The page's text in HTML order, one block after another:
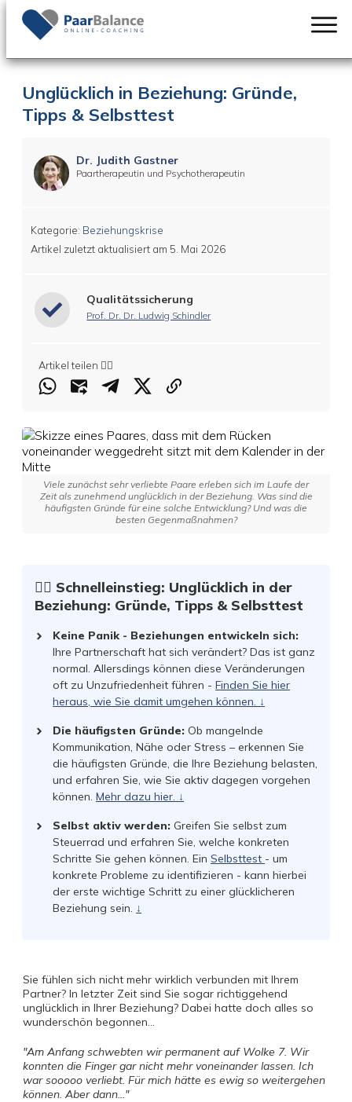
Unglücklich in Beziehung: Gründe,
Tipps & Selbsttest
Dr. Judith Gastner
Paartherapeutin und Psychotherapeutin
Kategorie: Beziehungskrise
Artikel zuletzt aktualisiert am 5. Mai 2026
Qualitätssicherung
Prof. Dr. Dr. Ludwig Schindler
Artikel teilen 👇🏻
Viele zunächst sehr verliebte Paare erleben sich im Laufe der
Zeit als zunehmend unglücklich in der Beziehung. Was sind die
häufigsten Gründe für eine solche Entwicklung? Und was die
besten Gegenmaßnahmen?
☝🏻 Schnelleinstieg: Unglücklich in der
Beziehung: Gründe, Tipps & Selbsttest
Keine Panik - Beziehungen entwickeln sich:
Ihre Partnerschaft hat sich verändert? Das ist ganz
normal. Allersdings können diese Veränderungen
oft zu Unzufriedenheit führen - Finden Sie hier
heraus, wie Sie damit umgehen können. ↓
Die häufigsten Gründe: Ob mangelnde
Kommunikation, Nähe oder Stress – erkennen Sie
die häufigsten Gründe, die Ihre Beziehung belasten,
und erfahren Sie, wie Sie aktiv dagegen vorgehen
können. Mehr dazu hier. ↓
Selbst aktiv werden: Greifen Sie selbst zum
Steuerrad und erfahren Sie, welche konkreten
Schritte Sie gehen können. Ein Selbsttest - um
konkrete Probleme zu identifizieren - kann hierbei
der erste wichtige Schritt zu einer glücklicheren
Beziehung sein. ↓
Sie fühlen sich nicht mehr wirklich verbunden mit Ihrem
Partner? In letzter Zeit sind Sie sogar richtiggehend
unglücklich in Ihrer Beziehung? Dabei hatte doch alles so
wunderschön begonnen...
"Am Anfang schwebten wir permanent auf Wolke 7. Wir
konnten die Finger gar nicht mehr voneinander lassen. Ich
war sooooo verliebt. Für mich hätte es ewig so weitergehen
können. Aber dann..."